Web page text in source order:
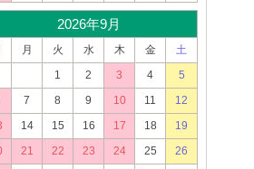
2026年9月
月 火 水 木 金
土
1
2 3 4
5
7 8 9 10 11
12
14 15 16 17 18
19
21 22 23 24 25
26